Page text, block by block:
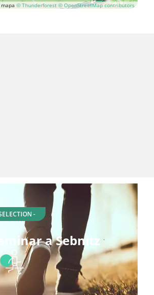
© Thunderforest © OpenStreetMap contributors
-
a Sebnitz